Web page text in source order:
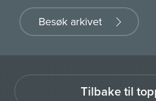
Besøk arkivet
Tilbake til